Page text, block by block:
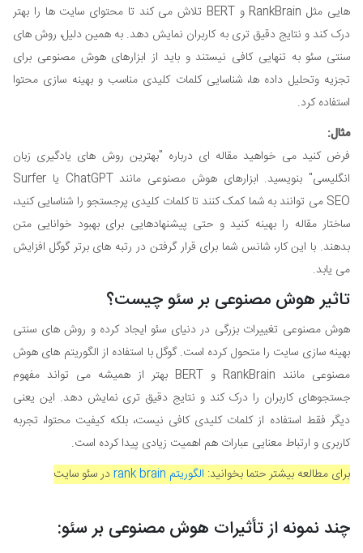
هایی مثل RankBrain و BERT تلاش می کند تا محتوای سایت ها را بهتر
درک کند و نتایج دقیق تری به کاربران نمایش دهد. به همین دلیل، روش های
سنتی سئو به تنهایی کافی نیستند و باید از ابزارهای هوش مصنوعی برای
تجزیه وتحلیل داده ها، شناسایی کلمات کلیدی مناسب و بهینه سازی محتوا
استفاده کرد.
مثال:
فرض کنید می خواهید مقاله ای درباره "بهترین روش های یادگیری زبان
انگلیسی" بنویسید. ابزارهای هوش مصنوعی مانند ChatGPT یا Surfer
SEO می توانند به شما کمک کنند تا کلمات کلیدی پرجستجو را شناسایی کنید،
ساختار مقاله را بهینه کنید و حتی پیشنهادهایی برای بهبود خوانایی متن
بدهند. با این کار، شانس شما برای قرار گرفتن در رتبه های برتر گوگل افزایش
می یابد.
تاثیر هوش مصنوعی بر سئو چیست؟
هوش مصنوعی تغییرات بزرگی در دنیای سئو ایجاد کرده و روش های سنتی
بهینه سازی سایت را متحول کرده است. گوگل با استفاده از الگوریتم های هوش
مصنوعی مانند RankBrain و BERT بهتر از همیشه می تواند مفهوم
جستجوهای کاربران را درک کند و نتایج دقیق تری نمایش دهد. این یعنی
دیگر فقط استفاده از کلمات کلیدی کافی نیست، بلکه کیفیت محتوا، تجربه
کاربری و ارتباط معنایی عبارات هم اهمیت زیادی پیدا کرده است.
برای مطالعه بیشتر حتما بخوانید: الگوریتم rank brain در سئو سایت
چند نمونه از تأثیرات هوش مصنوعی بر سئو: